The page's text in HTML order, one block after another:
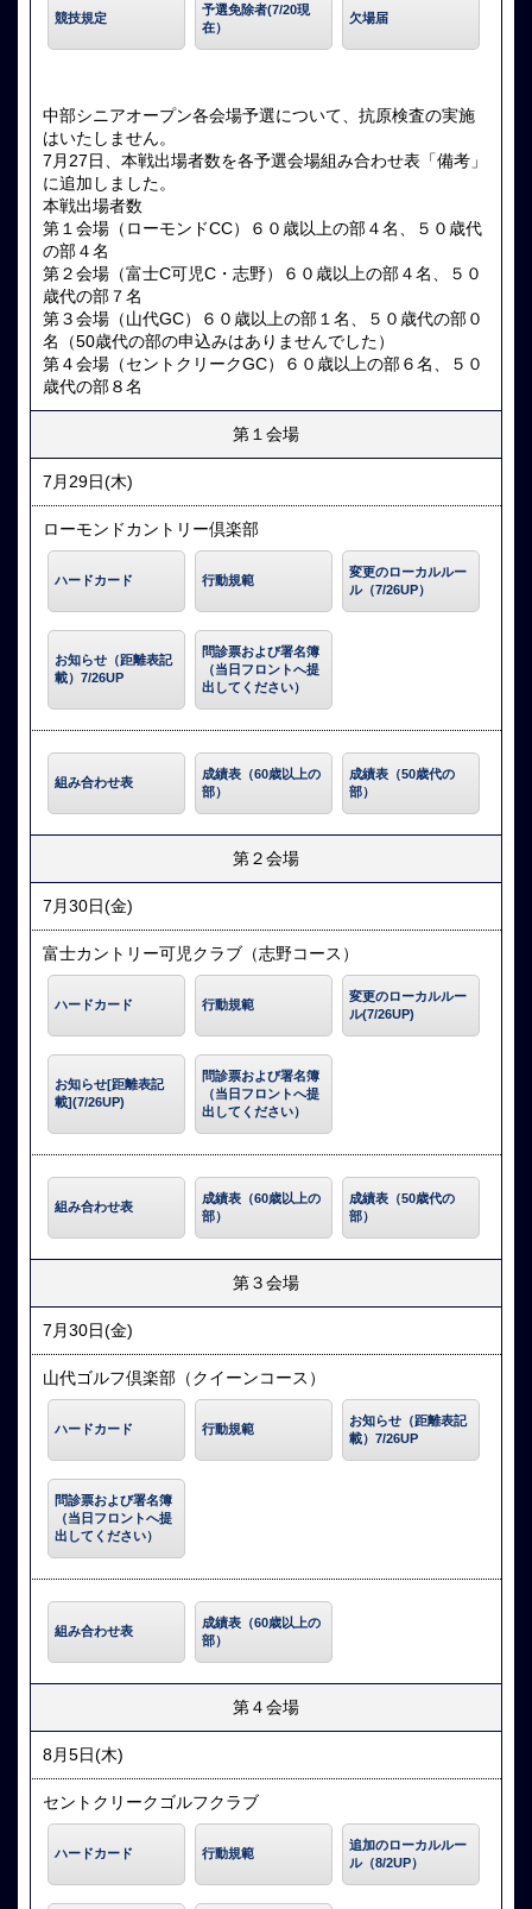
競技規定
予選免除者(7/20現
在）
欠場届
中部シニアオープン各会場予選について、抗原検査の実施
はいたしません。
7月27日、本戦出場者数を各予選会場組み合わせ表「備考」
に追加しました。
本戦出場者数
第１会場（ローモンドCC）６０歳以上の部４名、５０歳代
の部４名
第２会場（富士C可児C・志野）６０歳以上の部４名、５０
歳代の部７名
第３会場（山代GC）６０歳以上の部１名、５０歳代の部０
名（50歳代の部の申込みはありませんでした）
第４会場（セントクリークGC）６０歳以上の部６名、５０
歳代の部８名
第１会場
7月29日(木)
ローモンドカントリー倶楽部
ハードカード 行動規範
変更のローカルルー
ル（7/26UP）
お知らせ（距離表記
載）7/26UP
問診票および署名簿
（当日フロントへ提
出してください）
組み合わせ表
成績表（60歳以上の
部）
成績表（50歳代の
部）
第２会場
7月30日(金)
富士カントリー可児クラブ（志野コース）
ハードカード 行動規範
変更のローカルルー
ル(7/26UP)
お知らせ[距離表記
載](7/26UP)
問診票および署名簿
（当日フロントへ提
出してください）
組み合わせ表
成績表（60歳以上の
部）
成績表（50歳代の
部）
第３会場
7月30日(金)
山代ゴルフ倶楽部（クイーンコース）
ハードカード 行動規範
お知らせ（距離表記
載）7/26UP
問診票および署名簿
（当日フロントへ提
出してください）
組み合わせ表
成績表（60歳以上の
部）
第４会場
8月5日(木)
セントクリークゴルフクラブ
ハードカード 行動規範
追加のローカルルー
ル（8/2UP）